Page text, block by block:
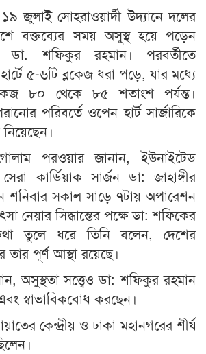
জুলাই সোহরাওয়ার্দী উদ্যানে দলের
বক্তব্যের সময় অসুস্থ হয়ে পড়েন
ডা. শফিকুর রহমান। পরবর্তীতে
৫-৬টি ব্লকেজ ধরা পড়ে, যার মধ্যে
৮০ থেকে ৮৫ শতাংশ পর্যন্ত।
পরিবর্তে ওপেন হার্ট সার্জারিকে
পরওয়ার জানান, ইউনাইটেড
কার্ডিয়াক সার্জন ডা: জাহাঙ্গীর
শনিবার সকাল সাড়ে ৭টায় অপারেশন
নেয়ার সিদ্ধান্তের পক্ষে ডা: শফিকের
তুলে ধরে তিনি বলেন, দেশের
পূর্ণ আস্থা রয়েছে।
অসুস্থতা সত্ত্বেও ডা: শফিকুর রহমান
স্বাভাবিকবোধ করছেন।
কেন্দ্রীয় ও ঢাকা মহানগরের শীর্ষ